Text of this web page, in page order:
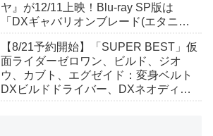
ヤ』が12/11上映！Blu-ray SP版は
「DXギャバリオンブレード(エタニテ
か豪華特典付き！
【8/21予約開始】「SUPER BEST」仮
面ライダーゼロワン、ビルド、ジオ
ウ、カブト、エグゼイド：変身ベルト
DXビルドドライバー、DXネオディケ